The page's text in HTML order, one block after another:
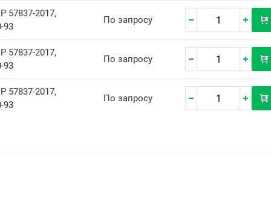
57837-2017,
93
По запросу
57837-2017,
93
По запросу
57837-2017,
93
По запросу